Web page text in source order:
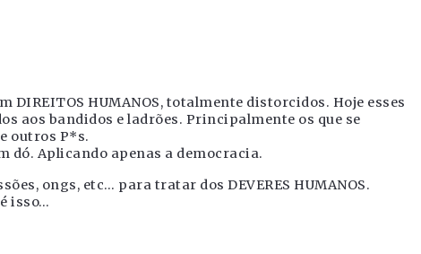
DIREITOS HUMANOS, totalmente distorcidos. Hoje esses
aos bandidos e ladrões. Principalmente os que se
outros P*s.
dó. Aplicando apenas a democracia.
ongs, etc… para tratar dos DEVERES HUMANOS.
isso…